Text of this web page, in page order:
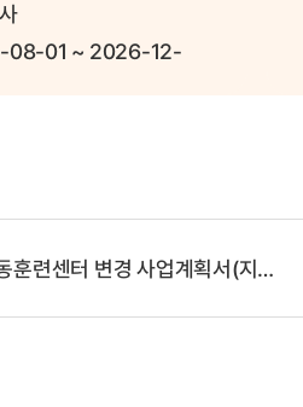
08-01 ~ 2026-12-
[산업맞춤형] 산업맞춤형 공동훈련센터 변경 사업계획서(지원금) 신청 양식